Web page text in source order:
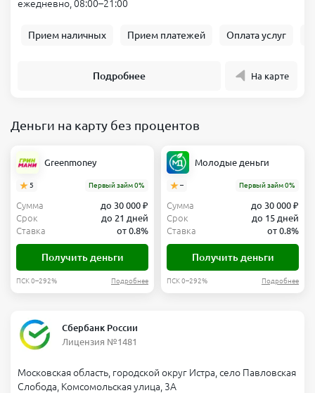
ежедневно, 08:00–21:00
Прием наличных Прием платежей Оплата услуг
Подробнее На карте
Деньги на карту без процентов
Greenmoney
5 Первый займ 0%
Сумма
до 30 000 ₽
Срок
до 21 дней
Ставка
от 0.8%
Получить деньги
ПСК 0–292% Подробнее
Молодые деньги
– Первый займ 0%
Сумма
до 30 000 ₽
Срок
до 15 дней
Ставка
от 0.8%
Получить деньги
ПСК 0–292% Подробнее
Сбербанк России
Лицензия №1481
Московская область, городской округ Истра, село Павловская
Слобода, Комсомольская улица, 3А